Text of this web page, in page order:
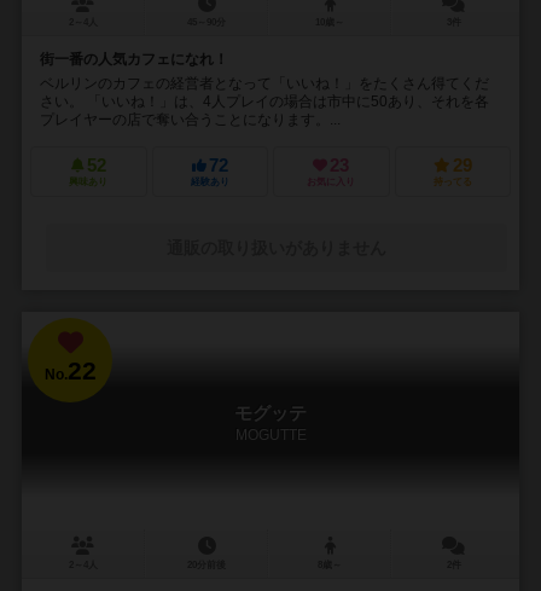
街一番の人気カフェになれ！
ベルリンのカフェの経営者となって「いいね！」をたくさん得てくだ
さい。 「いいね！」は、4人プレイの場合は市中に50あり、それを各
プレイヤーの店で奪い合うことになります。...
52
興味あり
72
経験あり
23
お気に入り
29
持ってる
No.22
モグッテ
MOGUTTE